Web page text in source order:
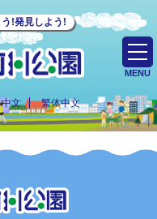
!発見しよう!
文 繁体中文
MENU